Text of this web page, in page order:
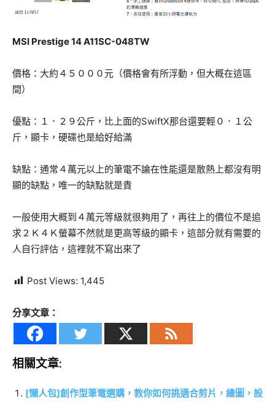
MSI Prestige 14 A11SC-048TW
價格：大約４５０００元（價格會有所浮動，但大概在這區
間）
優點：１．２９公斤，比上面的SwiftX那台還要輕０．１公
斤，顯卡，硬碟也是給好給滿
缺點：通常４萬元以上的筆電不論在性能還是散熱上都沒有明
顯的缺點，唯一的缺點就是貴
一般使用大概到４萬元等級就很夠用了，再往上的價位不是追
求２Ｋ４Ｋ螢幕不然就是更高等級的顯卡，這部分就有需要的
人自行評估，這裡就不寫出來了
Post Views: 1,445
分享文章：
相關文章:
[懶人包]創作型筆電選購，教你如何挑適合剪片，繪圖，設